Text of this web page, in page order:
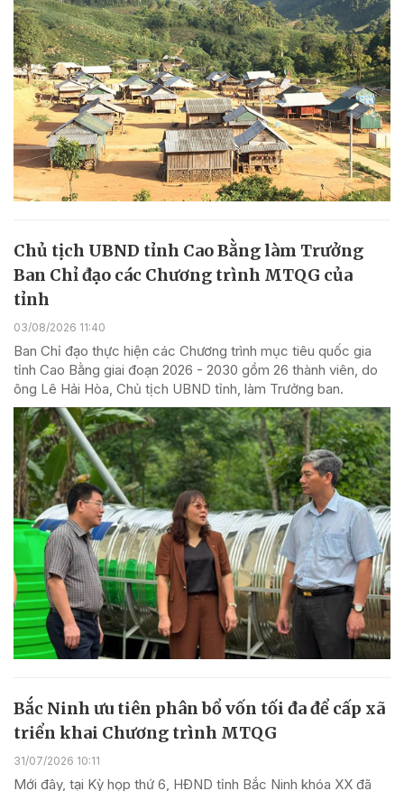
Chủ tịch UBND tỉnh Cao Bằng làm Trưởng
Ban Chỉ đạo các Chương trình MTQG của
tỉnh
03/08/2026 11:40
Ban Chỉ đạo thực hiện các Chương trình mục tiêu quốc gia
tỉnh Cao Bằng giai đoạn 2026 - 2030 gồm 26 thành viên, do
ông Lê Hải Hòa, Chủ tịch UBND tỉnh, làm Trưởng ban.
Bắc Ninh ưu tiên phân bổ vốn tối đa để cấp xã
triển khai Chương trình MTQG
31/07/2026 10:11
Mới đây, tại Kỳ họp thứ 6, HĐND tỉnh Bắc Ninh khóa XX đã